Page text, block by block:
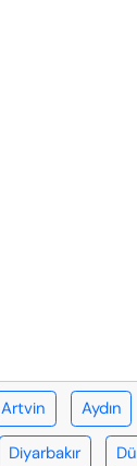
Artvin Aydın
Diyarbakır